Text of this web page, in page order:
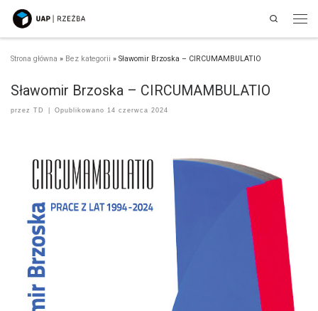
Przejdź do treści
Search
Strona główna » Bez kategorii » Sławomir Brzoska – CIRCUMAMBULATIO
Sławomir Brzoska – CIRCUMAMBULATIO
przez TD Opublikowano 14 czerwca 2024